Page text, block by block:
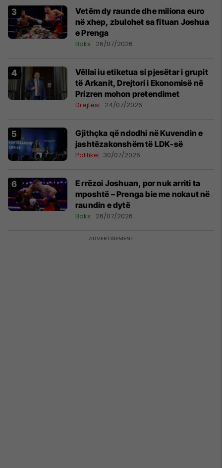
Vetëm dy raunde dhe miliona euro
në xhep, zbulohet sa fituan Joshua
e Prenga
Boks 26/07/2026
Vëllai iu etiketua si pjesëtar i grupit
të Arkanit, Drejtori i Ekonomisë në
Prizren mohon pretendimet
Drejtësi 24/07/2026
Gjithçka që ndodhi në Kuvendin e
jashtëzakonshëm të LDK-së
Politikë 30/07/2026
E rrëzoi Joshuan, por nuk arriti ta
mposhtë – Prenga bie me nokaut në
raundin e dytë
Boks 26/07/2026